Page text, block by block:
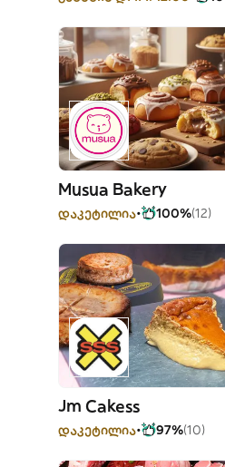
Musua Bakery
დაკეტილია 100%(12)
Jm Cakess
დაკეტილია 97%(10)